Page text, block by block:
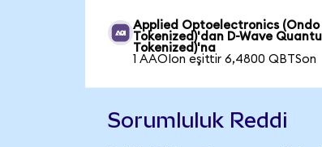
Applied Optoelectronics (Ondo
Tokenized)'dan D-Wave
Tokenized)'na
1 AAOIon eşittir 6,4800 QBTSon
Sorumluluk Reddi